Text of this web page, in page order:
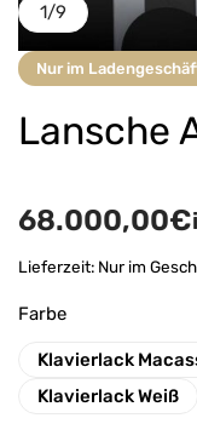
1/9
Nur im
Lansche
68.000,00€
Lieferzeit: Nur im
Farbe
Klavierlack
Klavierlack Weiß